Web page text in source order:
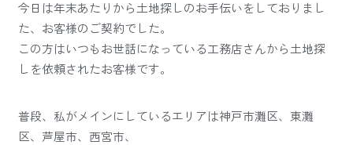
今日は年末あたりから土地探しのお手伝いをしておりまし
た、お客様のご契約でした。
この方はいつもお世話になっている工務店さんから土地探
しを依頼されたお客様です。
普段、私がメインにしているエリアは神戸市灘区、東灘
区、芦屋市、西宮市、